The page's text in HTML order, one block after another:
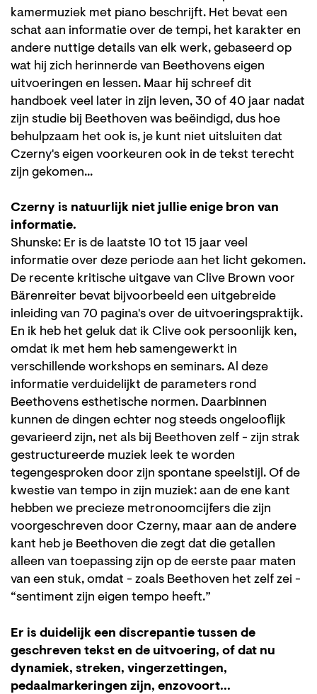
kamermuziek met piano beschrijft. Het bevat een
schat aan informatie over de tempi, het karakter en
andere nuttige details van elk werk, gebaseerd op
wat hij zich herinnerde van Beethovens eigen
uitvoeringen en lessen. Maar hij schreef dit
handboek veel later in zijn leven, 30 of 40 jaar nadat
zijn studie bij Beethoven was beëindigd, dus hoe
behulpzaam het ook is, je kunt niet uitsluiten dat
Czerny's eigen voorkeuren ook in de tekst terecht
zijn gekomen...
Czerny is natuurlijk niet jullie enige bron van
informatie.
Shunske: Er is de laatste 10 tot 15 jaar veel
informatie over deze periode aan het licht gekomen.
De recente kritische uitgave van Clive Brown voor
Bärenreiter bevat bijvoorbeeld een uitgebreide
inleiding van 70 pagina's over de uitvoeringspraktijk.
En ik heb het geluk dat ik Clive ook persoonlijk ken,
omdat ik met hem heb samengewerkt in
verschillende workshops en seminars. Al deze
informatie verduidelijkt de parameters rond
Beethovens esthetische normen. Daarbinnen
kunnen de dingen echter nog steeds ongelooflijk
gevarieerd zijn, net als bij Beethoven zelf - zijn strak
gestructureerde muziek leek te worden
tegengesproken door zijn spontane speelstijl. Of de
kwestie van tempo in zijn muziek: aan de ene kant
hebben we precieze metronoomcijfers die zijn
voorgeschreven door Czerny, maar aan de andere
kant heb je Beethoven die zegt dat die getallen
alleen van toepassing zijn op de eerste paar maten
van een stuk, omdat - zoals Beethoven het zelf zei -
“sentiment zijn eigen tempo heeft.”
Er is duidelijk een discrepantie tussen de
geschreven tekst en de uitvoering, of dat nu
dynamiek, streken, vingerzettingen,
pedaalmarkeringen zijn, enzovoort...